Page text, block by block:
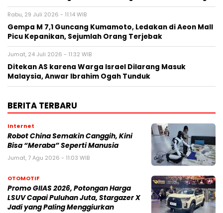
Rabu, 29 Juli 2026 - 11:14 WIB
Gempa M 7,1 Guncang Kumamoto, Ledakan di Aeon Mall
Picu Kepanikan, Sejumlah Orang Terjebak
Jumat, 24 Juli 2026 - 11:32 WIB
Ditekan AS karena Warga Israel Dilarang Masuk
Malaysia, Anwar Ibrahim Ogah Tunduk
BERITA TERBARU
Internet
Robot China Semakin Canggih, Kini
Bisa “Meraba” Seperti Manusia
Jumat, 7 Agu 2026 - 11:03 WIB
OTOMOTIF
Promo GIIAS 2026, Potongan Harga
LSUV Capai Puluhan Juta, Stargazer X
Jadi yang Paling Menggiurkan